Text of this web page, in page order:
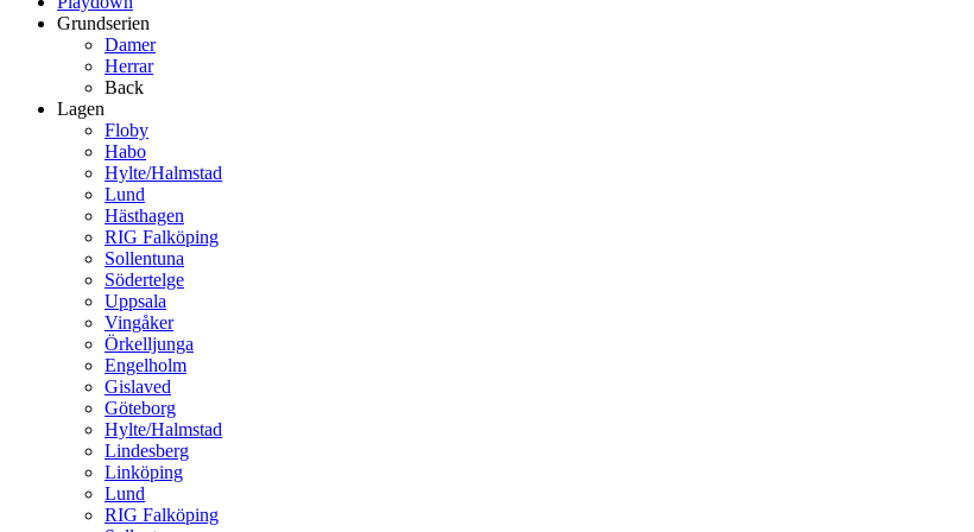
Grundserien
Damer
Herrar
Back
Lagen
Floby
Habo
Hylte/Halmstad
Lund
Hästhagen
RIG Falköping
Sollentuna
Södertelge
Uppsala
Vingåker
Örkelljunga
Engelholm
Gislaved
Göteborg
Hylte/Halmstad
Lindesberg
Linköping
Lund
RIG Falköping